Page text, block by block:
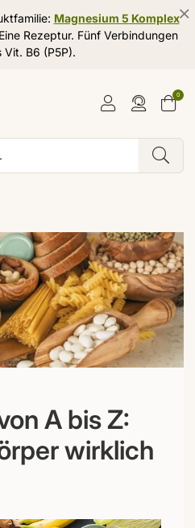
Magnesium 5 Komplex
Rezeptur. Fünf Verbindungen
Vit. B6 (P5P).
0
A bis Z:
wirklich